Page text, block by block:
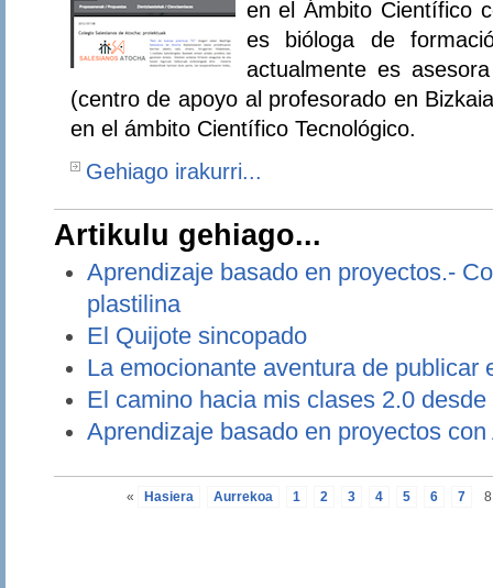
en el Ámbito Científico
es bióloga de
actualmente es
(centro de apoyo al profesorado en
en el ámbito Científico Tecnológico.
Gehiago irakurri...
Artikulu gehiago...
Aprendizaje basado en proyectos.-
plastilina
El Quijote sincopado
La emocionante aventura de publicar
El camino hacia mis clases 2.0
Aprendizaje basado en proyectos
« Hasiera Aurrekoa 1 2 3 4 5 6 7 8